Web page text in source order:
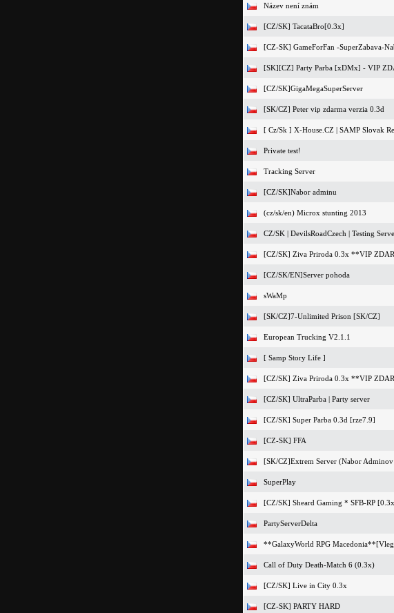
Název není znám
[CZ/SK] TacataBro[0.3x]
[CZ-SK] GameForFan -SuperZabava-
[SK][CZ] Party Parba [xDMx] - VIP
[CZ/SK]GigaMegaSuperServer
[SK/CZ] Peter vip zdarma verzia 0.3d
[ Cz/Sk ] X-House.CZ | SAMP Slovak
Private test!
Tracking Server
[CZ/SK]Nabor adminu
(cz/sk/en) Microx stunting 2013
CZ/SK | DevilsRoadCzech | Testing
[CZ/SK] Ziva Priroda 0.3x **VIP
[CZ/SK/EN]Server pohoda
sWaMp
[SK/CZ]7-Unlimited Prison [SK/CZ]
European Trucking V2.1.1
[ Samp Story Life ]
[CZ/SK] Ziva Priroda 0.3x **VIP
[CZ/SK] UltraParba | Party server
[CZ/SK] Super Parba 0.3d [rze7.9]
[CZ-SK] FFA
[SK/CZ]Extrem Server (Nabor
SuperPlay
[CZ/SK] Sheard Gaming * SFB-RP
PartyServerDelta
**GalaxyWorld RPG
Call of Duty Death-Match 6 (0.3x)
[CZ/SK] Live in City 0.3x
[CZ-SK] PARTY HARD